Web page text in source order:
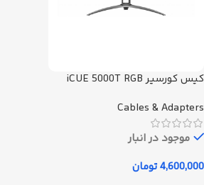
کیس کورسیر iCUE 5000T RGB
Cables & Adapters
موجود در انبار
4,600,000تومان